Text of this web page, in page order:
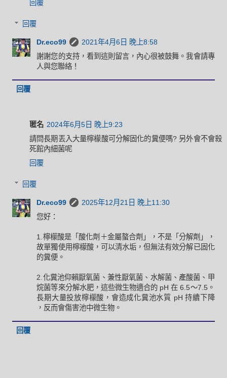
回覆
回覆
Dr.eco99
2021年4月6日 晚上8:58
謝謝您的支持，看到這則留言，內心很被鼓舞。我會請專
人與您聯絡！
回覆
匿名 2024年6月5日 晚上9:23
請問長期丟入大量檸檬酸可分解固化的糞便嗎? 另外會不會殺
死館內細菌呢
回覆
回覆
Dr.eco99
2025年12月21日 晚上11:30
您好：
1.檸檬酸是「酸化劑＋金屬螯合劑」，不是「分解劑」，
故單獨使用檸檬酸，可以清水垢，但無法有效分解已固化
的糞便。
2.化糞池仰賴厭氧菌、兼性厭氧菌、水解菌、產酸菌、甲
烷菌等來分解水肥，這些微生物適合的 pH 在 6.5～7.5。
長期大量投放檸檬酸，會造成化糞池水質 pH 持續下降
，反而會傷害池中微生物。
回覆